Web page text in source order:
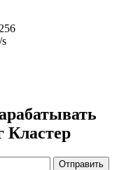
Кластер
Отправить